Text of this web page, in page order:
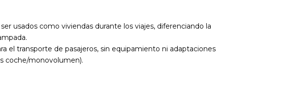
usados como viviendas durante los viajes, diferenciando la
el transporte de pasajeros, sin equipamiento ni adaptaciones
coche/monovolumen).